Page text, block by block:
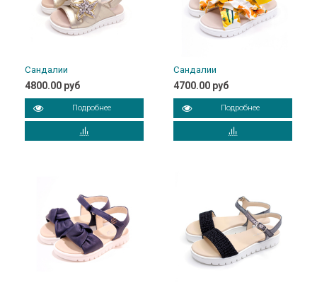
Сандалии
4800.00 руб
Подробнее
Сандалии
4700.00 руб
Подробнее